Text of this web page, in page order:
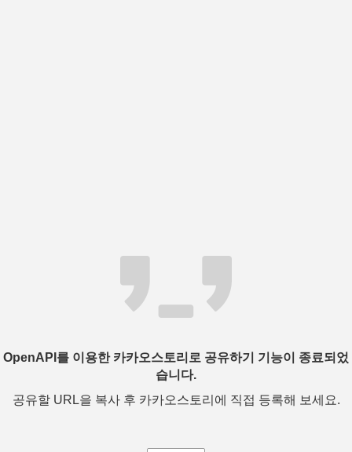
OpenAPI를 이용한 카카오스토리로 공유하기 기능이 종료되었
습니다.
공유할 URL을 복사 후 카카오스토리에 직접 등록해 보세요.